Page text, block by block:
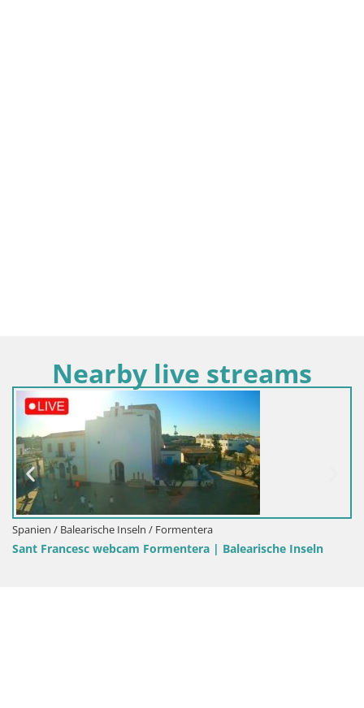
Nearby live streams
Spanien / Balearische Inseln / Formentera
Sant Francesc webcam Formentera | Balearische Inseln